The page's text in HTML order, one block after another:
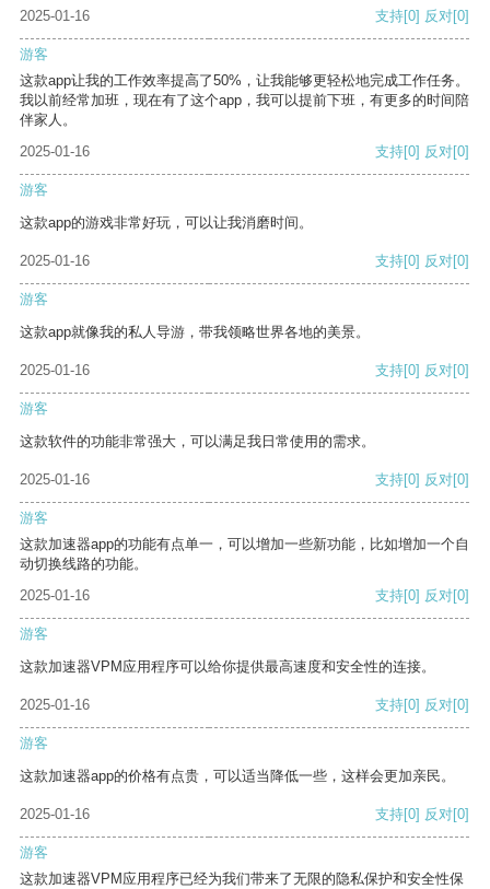
2025-01-16 支持[0] 反对[0]
游客
这款app让我的工作效率提高了50%，让我能够更轻松地完成工作任务。
我以前经常加班，现在有了这个app，我可以提前下班，有更多的时间陪
伴家人。
2025-01-16
支持[0] 反对[0]
游客
这款app的游戏非常好玩，可以让我消磨时间。
2025-01-16 支持[0] 反对[0]
游客
这款app就像我的私人导游，带我领略世界各地的美景。
2025-01-16 支持[0] 反对[0]
游客
这款软件的功能非常强大，可以满足我日常使用的需求。
2025-01-16 支持[0] 反对[0]
游客
这款加速器app的功能有点单一，可以增加一些新功能，比如增加一个自
动切换线路的功能。
2025-01-16
支持[0] 反对[0]
游客
这款加速器VPM应用程序可以给你提供最高速度和安全性的连接。
2025-01-16 支持[0] 反对[0]
游客
这款加速器app的价格有点贵，可以适当降低一些，这样会更加亲民。
2025-01-16 支持[0] 反对[0]
游客
这款加速器VPM应用程序已经为我们带来了无限的隐私保护和安全性保